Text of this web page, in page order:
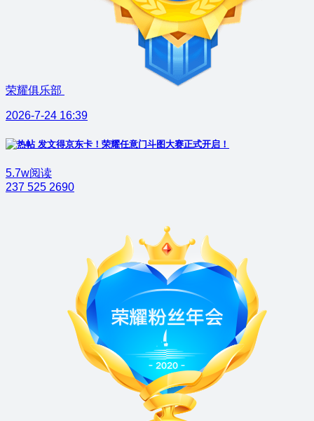
荣耀俱乐部
2026-7-24 16:39
发文得京东卡！荣耀任意门斗图大赛正式开启！
5.7w阅读
237 525 2690